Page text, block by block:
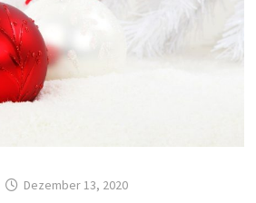
Dezember 13, 2020